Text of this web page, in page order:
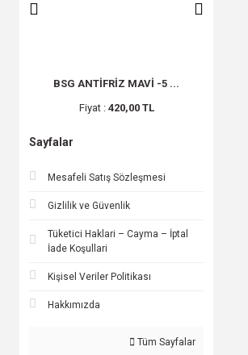
BSG ANTİFRİZ MAVİ -5 ...
Fiyat : 420,00 TL
Sayfalar
Mesafeli Satış Sözleşmesi
Gizlilik ve Güvenlik
Tüketici Haklari – Cayma – İptal
İade Koşullari
Kişisel Veriler Politikası
Hakkımızda
Tüm Sayfalar